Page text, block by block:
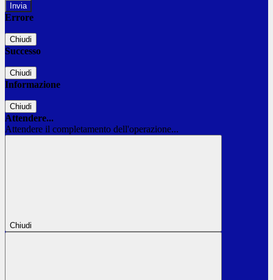
Errore
Chiudi
Successo
Chiudi
Informazione
Chiudi
Attendere...
Attendere il completamento dell'operazione...
Chiudi